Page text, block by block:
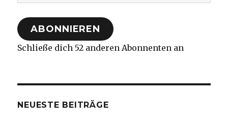
Mail-
Adresse
ABONNIEREN
Schließe dich 52 anderen Abonnenten an
NEUESTE BEITRÄGE